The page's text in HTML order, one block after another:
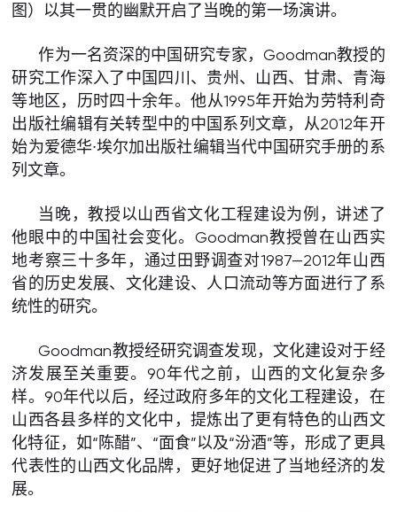
图）以其一贯的幽默开启了当晚的第一场演讲。
作为一名资深的中国研究专家，Goodman教授的
研究工作深入了中国四川、贵州、山西、甘肃、青海
等地区，历时四十余年。他从1995年开始为劳特利奇
出版社编辑有关转型中的中国系列文章，从2012年开
始为爱德华∙埃尔加出版社编辑当代中国研究手册的系
列文章。
当晚，教授以山西省文化工程建设为例，讲述了
他眼中的中国社会变化。Goodman教授曾在山西实
地考察三十多年，通过田野调查对1987—2012年山西
省的历史发展、文化建设、人口流动等方面进行了系
统性的研究。
Goodman教授经研究调查发现，文化建设对于经
济发展至关重要。90年代之前，山西的文化复杂多
样。90年代以后，经过政府多年的文化工程建设，在
山西各县多样的文化中，提炼出了更有特色的山西文
化特征，如“陈醋”、“面食”以及“汾酒”等，形成了更具
代表性的山西文化品牌，更好地促进了当地经济的发
展。